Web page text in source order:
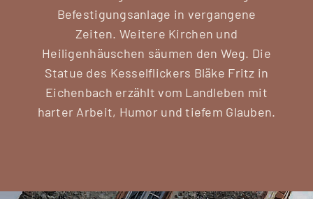
Befestigungsanlage in vergangene
Zeiten. Weitere Kirchen und
Heiligenhäuschen säumen den Weg. Die
Statue des Kesselflickers Bläke Fritz in
Eichenbach erzählt vom Landleben mit
harter Arbeit, Humor und tiefem Glauben.